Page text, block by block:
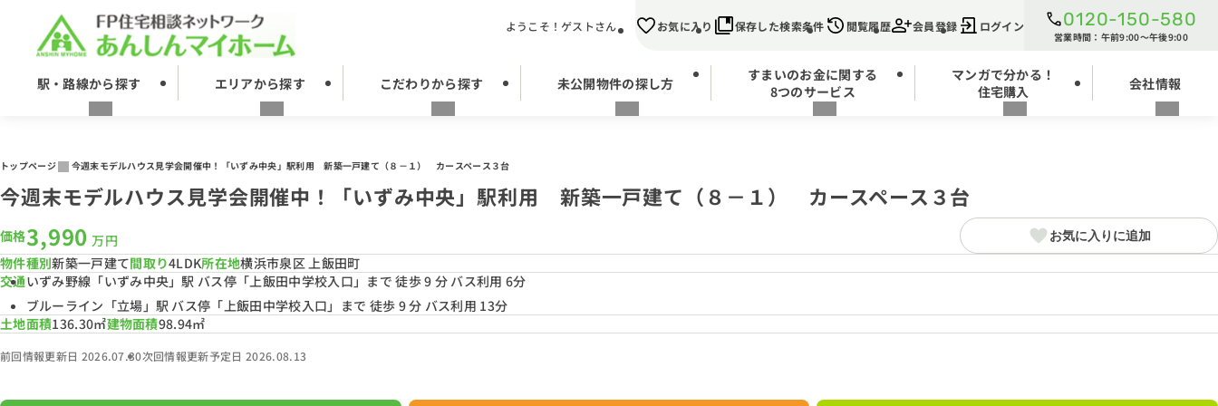
ようこそ！ゲストさん お気に入り 保存した検索条件 閲覧履歴 会員登録 ログイン 0120-150-580
営業時間：午前9:00～午後9:00
駅・路線から探す エリアから探す こだわりから探す 未公開物件の探し方
すまいのお金に関する
8つのサービス
マンガで分かる！
住宅購入
会社情報
トップページ 今週末モデルハウス見学会開催中！「いずみ中央」駅利用 新築一戸建て（８－１） カースペース３台
今週末モデルハウス見学会開催中！「いずみ中央」駅利用 新築一戸建て（８－１） カースペース３台
価格3,990 万円 お気に入りに追加
物件種別新築一戸建て間取り4LDK所在地横浜市泉区 上飯田町
交通いずみ野線「いずみ中央」駅 バス停「上飯田中学校入口」まで 徒歩 9 分 バス利用 6分
ブルーライン「立場」駅 バス停「上飯田中学校入口」まで 徒歩 9 分 バス利用 13分
土地面積136.30㎡建物面積98.94㎡
前回情報更新日 2026.07.30次回情報更新予定日 2026.08.13